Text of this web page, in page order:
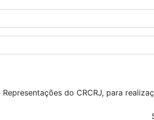
do CRCRJ, para